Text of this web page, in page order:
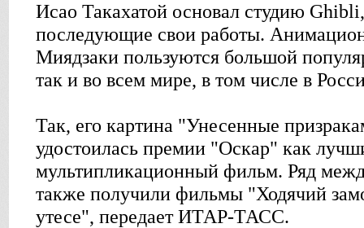
Исао Такахатой основал студию
последующие свои работы.
Миядзаки пользуются большой
так и во всем мире, в том числе в
Так, его картина "Унесенные
удостоилась премии "Оскар" как
мультипликационный фильм. Ряд
также получили фильмы "Ходячий
утесе", передает ИТАР-ТАСС.